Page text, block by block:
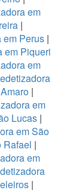
em
|
em Perus|
em Piqueri
em
|
em
Lucas|
em São
Rafael |
em
|